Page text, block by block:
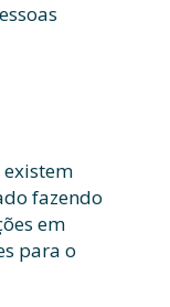
fazendo
em
para o